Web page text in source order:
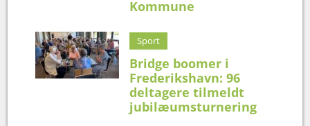
Kommune
Sport
Bridge boomer i
Frederikshavn: 96
deltagere tilmeldt
jubilæumsturnering